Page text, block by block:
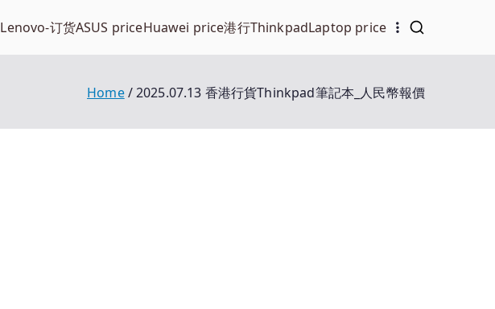
Lenovo-订货ASUS priceHuawei price港行ThinkpadLaptop price
Home 2025.07.13 香港行貨Thinkpad筆記本_人民幣報價